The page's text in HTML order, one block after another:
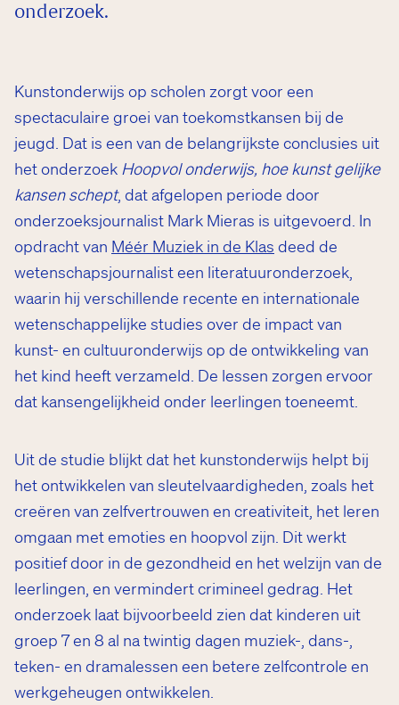
onderzoek.
Kunstonderwijs op scholen zorgt voor een
spectaculaire groei van toekomstkansen bij de
jeugd. Dat is een van de belangrijkste conclusies uit
het onderzoek Hoopvol onderwijs, hoe kunst gelijke
kansen schept, dat afgelopen periode door
onderzoeksjournalist Mark Mieras is uitgevoerd. In
opdracht van Méér Muziek in de Klas deed de
wetenschapsjournalist een literatuuronderzoek,
waarin hij verschillende recente en internationale
wetenschappelijke studies over de impact van
kunst- en cultuuronderwijs op de ontwikkeling van
het kind heeft verzameld. De lessen zorgen ervoor
dat kansengelijkheid onder leerlingen toeneemt.
Uit de studie blijkt dat het kunstonderwijs helpt bij
het ontwikkelen van sleutelvaardigheden, zoals het
creëren van zelfvertrouwen en creativiteit, het leren
omgaan met emoties en hoopvol zijn. Dit werkt
positief door in de gezondheid en het welzijn van de
leerlingen, en vermindert crimineel gedrag. Het
onderzoek laat bijvoorbeeld zien dat kinderen uit
groep 7 en 8 al na twintig dagen muziek-, dans-,
teken- en dramalessen een betere zelfcontrole en
werkgeheugen ontwikkelen.